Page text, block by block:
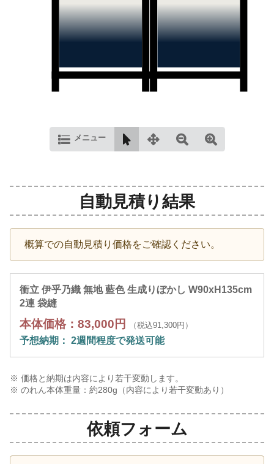
メニュー
自動見積り結果
概算での自動見積り価格をご確認ください。
衝立 伊乎乃織 無地 藍色 生成りぼかし W90xH135cm
2連 袋縫
本体価格：83,000円 （税込91,300円）
予想納期： 2週間程度で発送可能
※ 価格と納期は内容により若干変動します。
※ のれん本体重量：約280g（内容により若干変動あり）
依頼フォーム